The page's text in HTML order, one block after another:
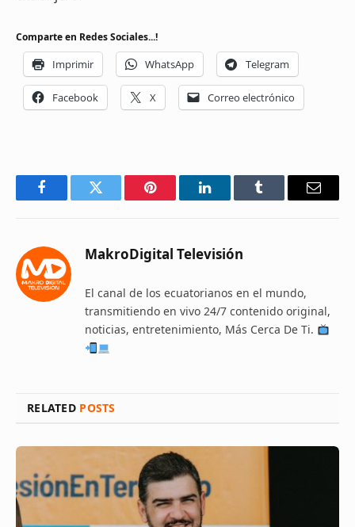
Comparte en Redes Sociales...!
Imprimir WhatsApp Telegram
Facebook X Correo electrónico
FacebookTwitter Pinterest LinkedInTumblr Email
MakroDigital Televisión
El canal de los ecuatorianos en el mundo,
transmitiendo en vivo 24/7 contenido original,
noticias, entretenimiento, Más Cerca De Ti.
RELATED POSTS